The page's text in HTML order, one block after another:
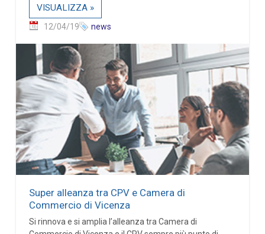
VISUALIZZA »
12/04/19 news
Super alleanza tra CPV e Camera di
Commercio di Vicenza
Si rinnova e si amplia l’alleanza tra Camera di